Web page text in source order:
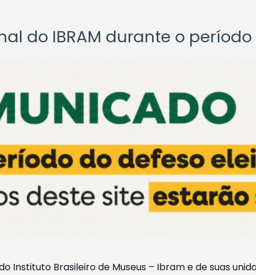
do IBRAM durante o
Instituto Brasileiro de Museus – Ibram e de suas